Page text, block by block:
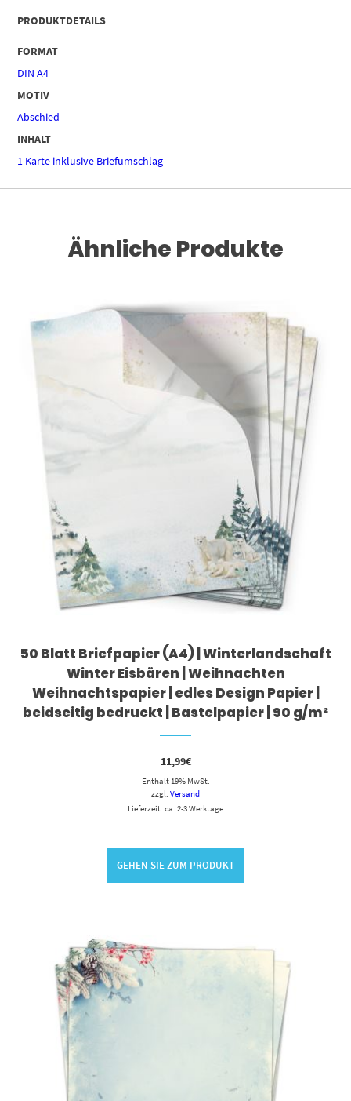
PRODUKTDETAILS
FORMAT
DIN A4
MOTIV
Abschied
INHALT
1 Karte inklusive Briefumschlag
Ähnliche Produkte
50 Blatt Briefpapier (A4) | Winterlandschaft
Winter Eisbären | Weihnachten
Weihnachtspapier | edles Design Papier |
beidseitig bedruckt | Bastelpapier | 90 g/m²
11,99€
Enthält 19% MwSt.
zzgl. Versand
Lieferzeit: ca. 2-3 Werktage
GEHEN SIE ZUM PRODUKT